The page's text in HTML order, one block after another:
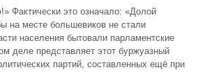
Фактически это означало: «Долой
на месте большевиков не стали
населения бытовали парламентские
деле представляет этот буржуазный
партий, составленных ещё при